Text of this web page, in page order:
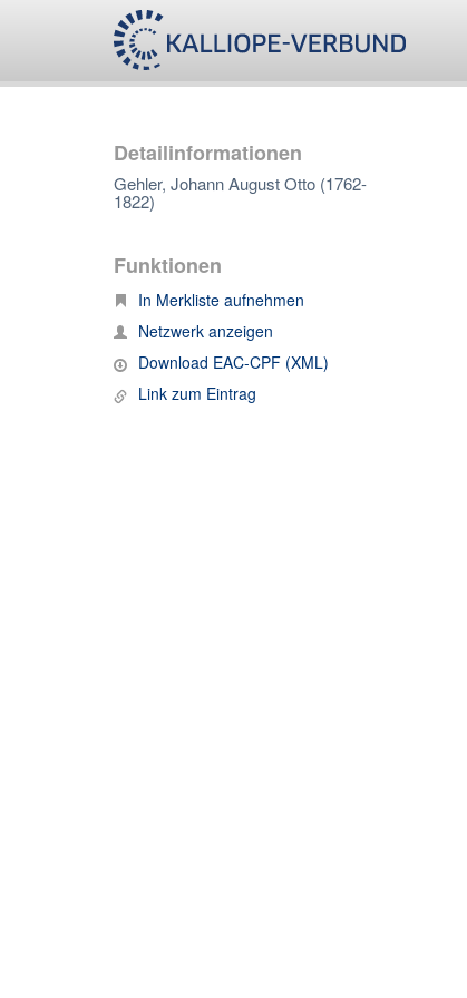
Detailinformationen
Gehler, Johann August Otto (1762-
1822)
Funktionen
In Merkliste aufnehmen
Netzwerk anzeigen
Download EAC-CPF (XML)
Link zum Eintrag